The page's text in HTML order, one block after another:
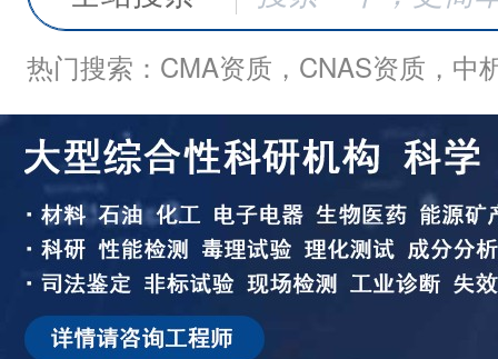
热门搜索：CMA资质，CNAS资质，中